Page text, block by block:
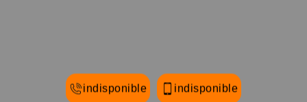
indisponible indisponible